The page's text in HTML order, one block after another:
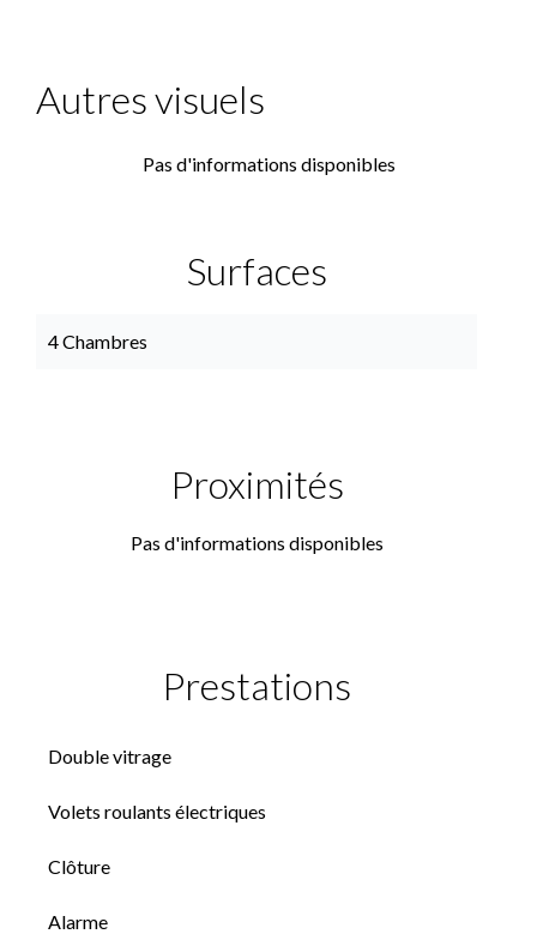
Autres visuels
Pas d'informations disponibles
Surfaces
4 Chambres
Proximités
Pas d'informations disponibles
Prestations
Double vitrage
Volets roulants électriques
Clôture
Alarme